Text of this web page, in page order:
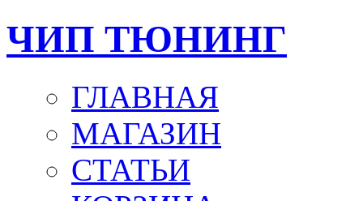
ЧИП ТЮНИНГ
ГЛАВНАЯ
МАГАЗИН
СТАТЬИ